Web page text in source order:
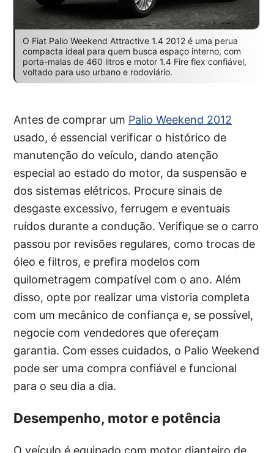
O Fiat Palio Weekend Attractive 1.4 2012 é uma perua
compacta ideal para quem busca espaço interno, com
porta-malas de 460 litros e motor 1.4 Fire flex confiável,
voltado para uso urbano e rodoviário.
Antes de comprar um Palio Weekend 2012
usado, é essencial verificar o histórico de
manutenção do veículo, dando atenção
especial ao estado do motor, da suspensão e
dos sistemas elétricos. Procure sinais de
desgaste excessivo, ferrugem e eventuais
ruídos durante a condução. Verifique se o carro
passou por revisões regulares, como trocas de
óleo e filtros, e prefira modelos com
quilometragem compatível com o ano. Além
disso, opte por realizar uma vistoria completa
com um mecânico de confiança e, se possível,
negocie com vendedores que ofereçam
garantia. Com esses cuidados, o Palio Weekend
pode ser uma compra confiável e funcional
para o seu dia a dia.
Desempenho, motor e potência